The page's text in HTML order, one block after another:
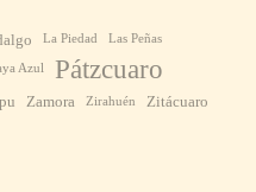
La Piedad Las Peñas
Azul Pátzcuaro
Zamora Zirahuén Zitácuaro